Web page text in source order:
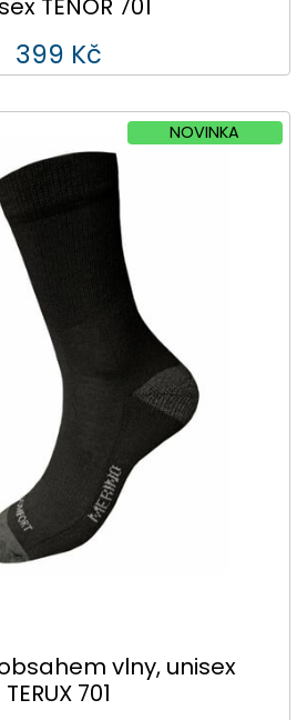
TENOR 701
399 Kč
NOVINKA
vlny, unisex
TERUX 701